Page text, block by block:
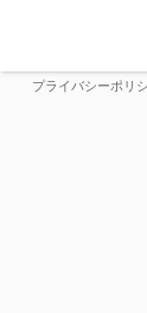
プライバシーポリ